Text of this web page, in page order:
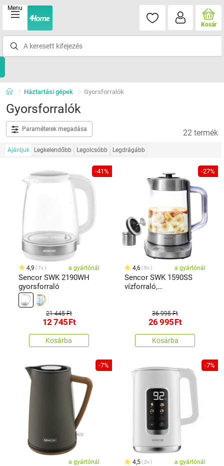
Menu
Kosár
Háztartási gépek Gyorsforralók
Gyorsforralók
Paraméterek megadása 22 termék
Ajánljuk Legkelendőbb Legolcsóbb Legdrágább
-41%
4,9 7x a gyártónál
Sencor SWK 2190WH
gyorsforraló
21 445 Ft
12 745Ft
Kosárba
-27%
4,6 5x a gyártónál
Sencor SWK 1590SS
vízforraló,
36 995 Ft
26 995Ft
Kosárba
-7%
a gyártónál
-7%
4,5 2x a gyártónál